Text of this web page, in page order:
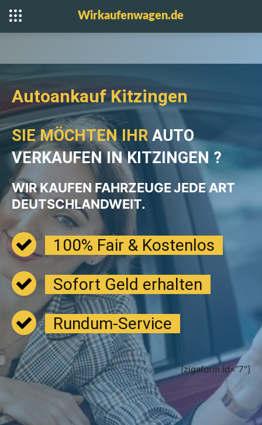
Wirkaufenwagen.de
Autoankauf Kitzingen
SIE MÖCHTEN IHR AUTO
VERKAUFEN IN KITZINGEN ?
WIR KAUFEN FAHRZEUGEJEDE ART
DEUTSCHLANDWEIT.
100% Fair & Kostenlos
Sofort Geld erhalten
Rundum-Service
[zigaform id=“7″]